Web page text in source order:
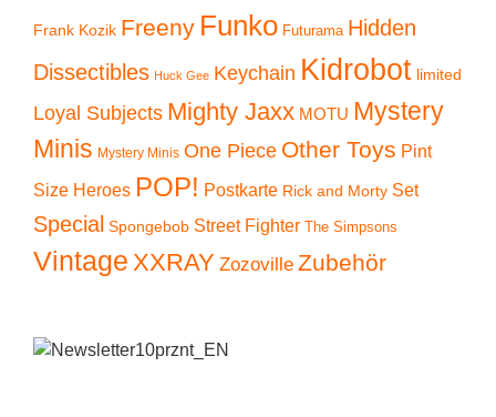
Frank Kozik Freeny Funko Futurama Hidden
Dissectibles Huck Gee Keychain Kidrobot limited
Loyal Subjects Mighty Jaxx MOTU Mystery
Minis Mystery Minis One Piece Other Toys Pint
Size Heroes POP! Postkarte Rick and Morty Set
Special Spongebob Street Fighter The Simpsons
Vintage XXRAY Zozoville Zubehör